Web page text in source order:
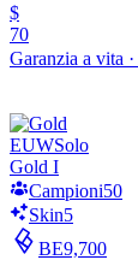
$
70
Garanzia a vita ·
EUWSolo
Gold I
Campioni50
Skin5
BE9,700